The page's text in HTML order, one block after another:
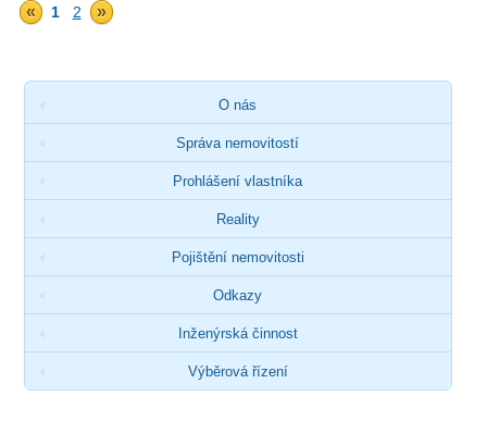
« 1 2 »
O nás
Správa nemovitostí
Prohlášení vlastníka
Reality
Pojištění nemovitosti
Odkazy
Inženýrská činnost
Výběrová řízení